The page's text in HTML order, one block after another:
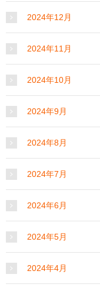
2024年12月
2024年11月
2024年10月
2024年9月
2024年8月
2024年7月
2024年6月
2024年5月
2024年4月